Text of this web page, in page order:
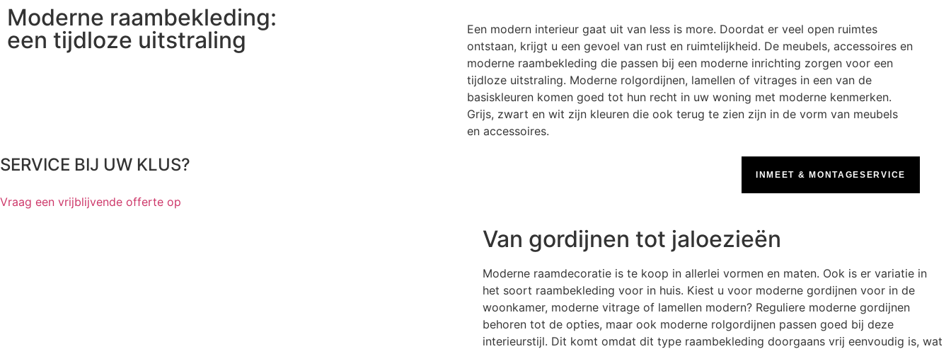
Moderne raambekleding:
een tijdloze uitstraling
Een modern interieur gaat uit van less is more. Doordat er veel open ruimtes
ontstaan, krijgt u een gevoel van rust en ruimtelijkheid. De meubels, accessoires en
moderne raambekleding die passen bij een moderne inrichting zorgen voor een
tijdloze uitstraling. Moderne rolgordijnen, lamellen of vitrages in een van de
basiskleuren komen goed tot hun recht in uw woning met moderne kenmerken.
Grijs, zwart en wit zijn kleuren die ook terug te zien zijn in de vorm van meubels
en accessoires.
SERVICE BIJ UW KLUS? INMEET & MONTAGESERVICE
Vraag een vrijblijvende offerte op
Van gordijnen tot jaloezieën
Moderne raamdecoratie is te koop in allerlei vormen en maten. Ook is er variatie in
het soort raambekleding voor in huis. Kiest u voor moderne gordijnen voor in de
woonkamer, moderne vitrage of lamellen modern? Reguliere moderne gordijnen
behoren tot de opties, maar ook moderne rolgordijnen passen goed bij deze
interieurstijl. Dit komt omdat dit type raambekleding doorgaans vrij eenvoudig is, wat